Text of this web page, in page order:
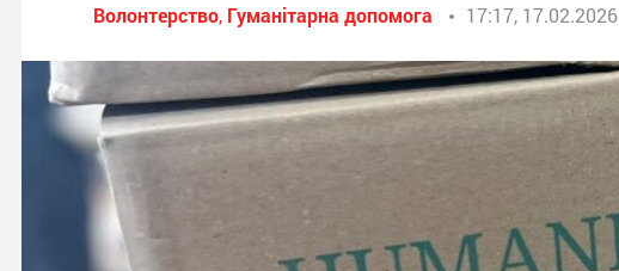
Волонтерство, Гуманітарна допомога 17:17, 17.02.2026